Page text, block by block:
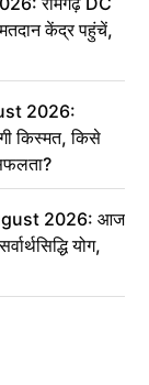
केंद्र पहुंचें,
2026:
किस्मत, किसे
2026: आज
योग,